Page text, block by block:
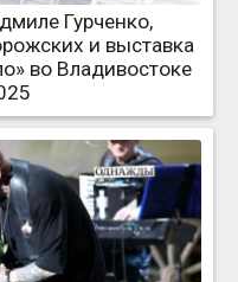
Гурченко,
и выставка
во Владивостоке